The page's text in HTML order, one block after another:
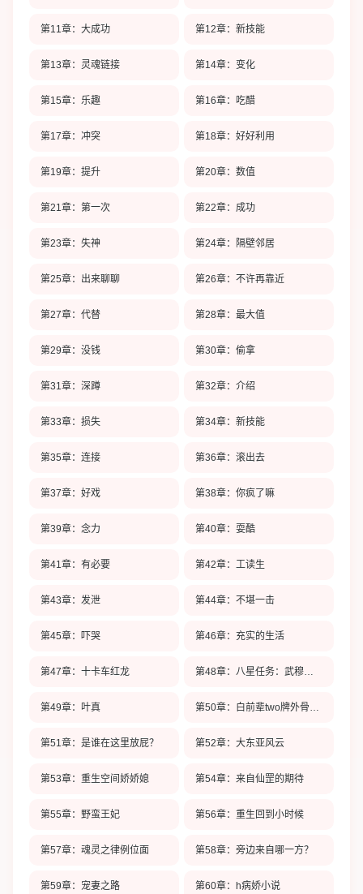
第11章：大成功 第12章：新技能
第13章：灵魂链接 第14章：变化
第15章：乐趣 第16章：吃醋
第17章：冲突 第18章：好好利用
第19章：提升 第20章：数值
第21章：第一次 第22章：成功
第23章：失神 第24章：隔壁邻居
第25章：出来聊聊 第26章：不许再靠近
第27章：代替 第28章：最大值
第29章：没钱 第30章：偷拿
第31章：深蹲 第32章：介绍
第33章：损失 第34章：新技能
第35章：连接 第36章：滚出去
第37章：好戏 第38章：你疯了嘛
第39章：念力 第40章：耍酷
第41章：有必要 第42章：工读生
第43章：发泄 第44章：不堪一击
第45章：吓哭 第46章：充实的生活
第47章：十卡车红龙 第48章：八星任务：武穆遗书！
第49章：叶真 第50章：白前辈two牌外骨骼装甲
第51章：是谁在这里放屁？ 第52章：大东亚风云
第53章：重生空间娇娇媳 第54章：来自仙罡的期待
第55章：野蛮王妃 第56章：重生回到小时候
第57章：魂灵之律例位面 第58章：旁边来自哪一方？
第59章：宠妻之路 第60章：h病娇小说